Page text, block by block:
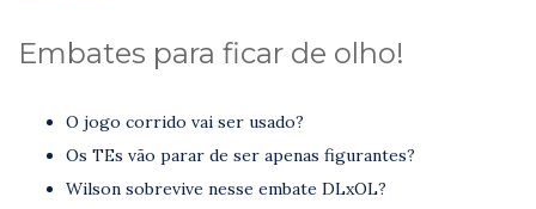
Embates para ficar de olho!
O jogo corrido vai ser usado?
Os TEs vão parar de ser apenas figurantes?
Wilson sobrevive nesse embate DLxOL?